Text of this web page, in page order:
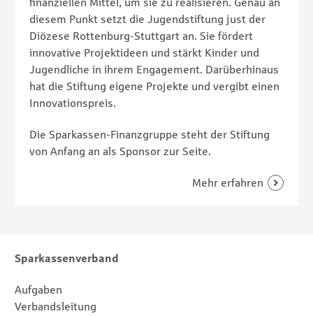
diesem Punkt setzt die Jugendstiftung just der
Diözese Rottenburg-Stuttgart an. Sie fördert
innovative Projektideen und stärkt Kinder und
Jugendliche in ihrem Engagement. Darüberhinaus
hat die Stiftung eigene Projekte und vergibt einen
Innovationspreis.
Die Sparkassen-Finanzgruppe steht der Stiftung
von Anfang an als Sponsor zur Seite.
Sitemap
Sparkassenverband
Aufgaben
Verbandsleitung